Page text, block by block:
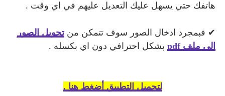
هاتفك حتي يسهل عليك التعديل عليهم في اي وقت .
✔ فبمجرد ادخال الصور سوف تتمكن منتحويل الصور
الي ملفpdfبشكل احترافي دون اي بكسله .
لتحميل التطبيق أضغط هنا .